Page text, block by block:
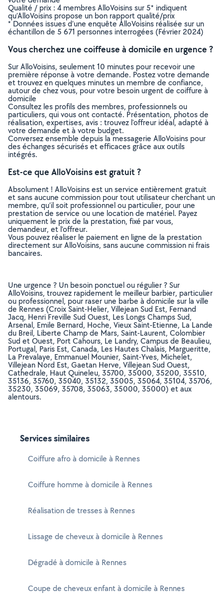
Qualité / prix : 4 membres AlloVoisins sur 5* indiquent
qu’AlloVoisins propose un bon rapport qualité/prix
* Données issues d’une enquête AlloVoisins réalisée sur un
échantillon de 5 671 personnes interrogées (Février 2024)
Vous cherchez une coiffeuse à domicile en urgence ?
Sur AlloVoisins, seulement 10 minutes pour recevoir une
première réponse à votre demande. Postez votre demande
et trouvez en quelques minutes un membre de confiance,
autour de chez vous, pour votre besoin urgent de coiffure à
domicile
Consultez les profils des membres, professionnels ou
particuliers, qui vous ont contacté. Présentation, photos de
réalisation, expertises, avis : trouvez l'offreur idéal, adapté à
votre demande et à votre budget.
Conversez ensemble depuis la messagerie AlloVoisins pour
des échanges sécurisés et efficaces grâce aux outils
intégrés.
Est-ce que AlloVoisins est gratuit ?
Absolument ! AlloVoisins est un service entièrement gratuit
et sans aucune commission pour tout utilisateur cherchant un
membre, qu’il soit professionnel ou particulier, pour une
prestation de service ou une location de matériel. Payez
uniquement le prix de la prestation, fixé par vous,
demandeur, et l’offreur.
Vous pouvez réaliser le paiement en ligne de la prestation
directement sur AlloVoisins, sans aucune commission ni frais
bancaires.
Une urgence ? Un besoin ponctuel ou régulier ? Sur
AlloVoisins, trouvez rapidement le meilleur barbier, particulier
ou professionnel, pour raser une barbe à domicile sur la ville
de Rennes (Croix Saint-Helier, Villejean Sud Est, Fernand
Jacq, Henri Freville Sud Ouest, Les Longs Champs Sud,
Arsenal, Emile Bernard, Hoche, Vieux Saint-Etienne, La Lande
du Breil, Liberte Champ de Mars, Saint-Laurent, Colombier
Sud et Ouest, Port Cahours, Le Landry, Campus de Beaulieu,
Portugal, Paris Est, Canada, Les Hautes Chalais, Margueritte,
La Prevalaye, Emmanuel Mounier, Saint-Yves, Michelet,
Villejean Nord Est, Gaetan Herve, Villejean Sud Ouest,
Cathedrale, Haut Quineleu, 35700, 35000, 35200, 35510,
35136, 35760, 35040, 35132, 35005, 35064, 35104, 35706,
35230, 35069, 35708, 35063, 35000, 35000) et aux
alentours.
Services similaires
Coiffure afro à domicile à Rennes
Coiffure homme à domicile à Rennes
Réalisation de tresses à Rennes
Lissage de cheveux à domicile à Rennes
Dégradé à domicile à Rennes
Coupe de cheveux enfant à domicile à Rennes